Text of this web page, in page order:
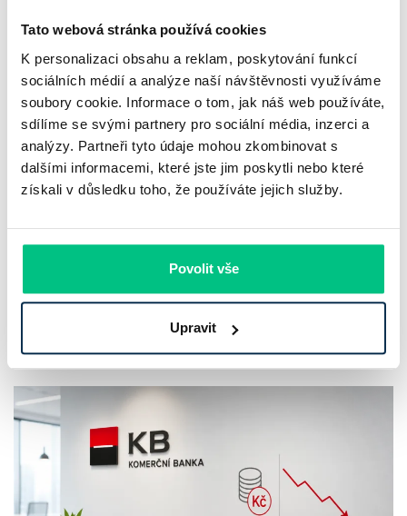
Tato webová stránka používá cookies
K personalizaci obsahu a reklam, poskytování funkcí
sociálních médií a analýze naší návštěvnosti využíváme
soubory cookie. Informace o tom, jak náš web používáte,
sdílíme se svými partnery pro sociální média, inzerci a
analýzy. Partneři tyto údaje mohou zkombinovat s
dalšími informacemi, které jste jim poskytli nebo které
získali v důsledku toho, že používáte jejich služby.
Povolit vše
Upravit
UniCredit Bank od 27.7.2026 zdražuje
hypotéky, zatímco Raiffeisenbank
prodloužila slevu do 6.9.2026
sazby zůstávají pod tlakem a část bank pokračuje v jejich
růstu. UniCredit Bank od 27.7.2026 zvýšila hypoteční sazby
plošně o 0,1…
aktualizováno: 04.08.2026
4 minuty k přečtení